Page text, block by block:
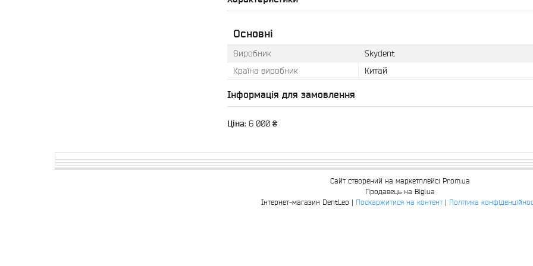
Основні
Виробник
Skydent
Країна виробник
Китай
Інформація для замовлення
Ціна: 6 000 ₴
Сайт створений на маркетплейсі Prom.ua
Продавець на Bigl.ua
Інтернет-магазин DentLeo | Поскаржитися на контент | Політика